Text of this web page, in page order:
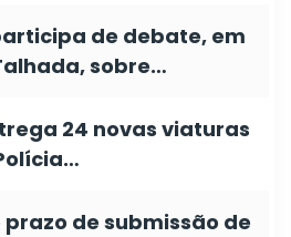
de debate, em
sobre…
24 novas viaturas
de submissão de